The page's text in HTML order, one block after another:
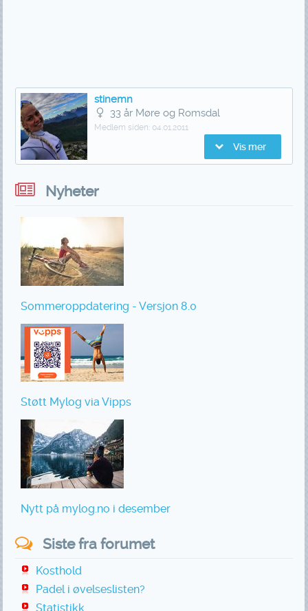
stinemn
33 år Møre og Romsdal
Medlem siden: 04.01.2011
Vis mer
Nyheter
Sommeroppdatering - Versjon 8.0
Støtt Mylog via Vipps
Nytt på mylog.no i desember
Siste fra forumet
Kosthold
Padel i øvelseslisten?
Statistikk